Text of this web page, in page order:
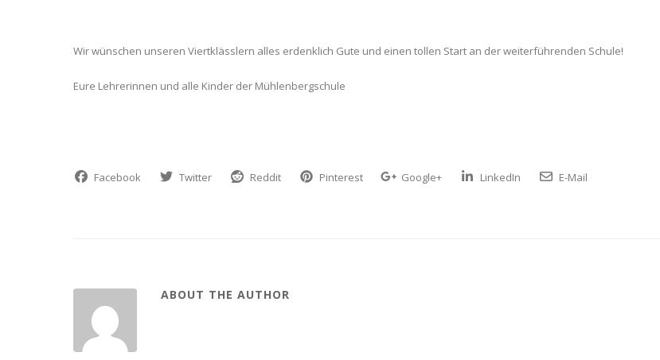
Wir wünschen unseren Viertklässlern alles erdenklich Gute und einen tollen Start an der weiterführenden Schule!
Eure Lehrerinnen und alle Kinder der Mühlenbergschule
Facebook Twitter Reddit Pinterest Google+ LinkedIn E-Mail
ABOUT THE AUTHOR